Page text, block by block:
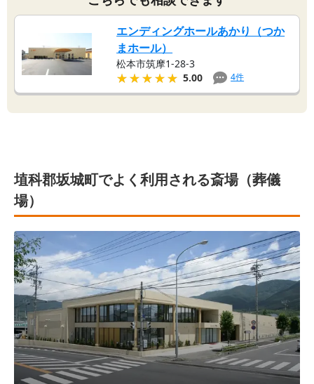
エンディングホールあかり（つか
まホール）
松本市筑摩1-28-3
★★★★★
★★★★★ 5.00 4件
埴科郡坂城町でよく利用される斎場（葬儀
場）